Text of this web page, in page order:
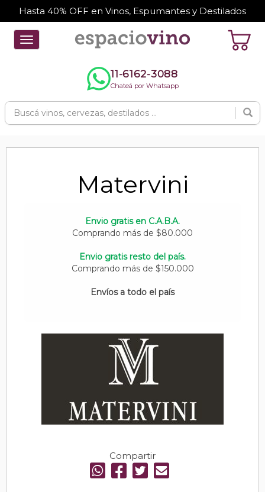
Hasta 40% OFF en Vinos, Espumantes y Destilados
Toggle
navigation
11-6162-3088
Chateá por Whatsapp
Matervini
Envio gratis en C.A.B.A.
Comprando más de $80.000
Envio gratis resto del país.
Comprando más de $150.000
Envíos a todo el país
Compartir